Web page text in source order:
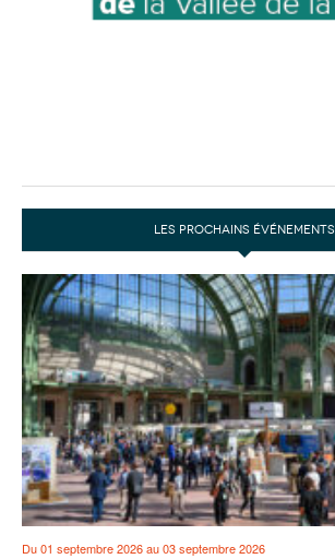
LES PROCHAINS ÉVÉNEMENTS
Du 01 septembre 2026 au 03 septembre 2026